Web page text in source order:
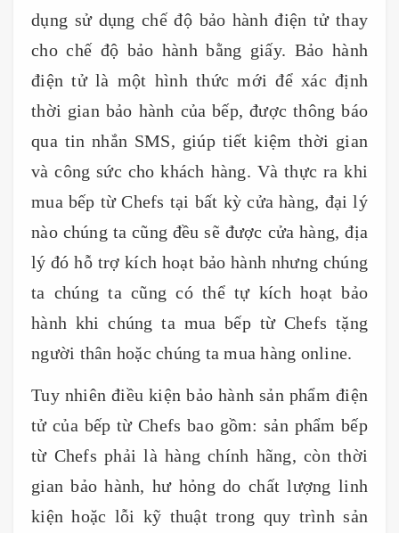
dụng sử dụng chế độ bảo hành điện tử thay
cho chế độ bảo hành bằng giấy. Bảo hành
điện tử là một hình thức mới để xác định
thời gian bảo hành của bếp, được thông báo
qua tin nhắn SMS, giúp tiết kiệm thời gian
và công sức cho khách hàng. Và thực ra khi
mua bếp từ Chefs tại bất kỳ cửa hàng, đại lý
nào chúng ta cũng đều sẽ được cửa hàng, địa
lý đó hỗ trợ kích hoạt bảo hành nhưng chúng
ta chúng ta cũng có thể tự kích hoạt bảo
hành khi chúng ta mua bếp từ Chefs tặng
người thân hoặc chúng ta mua hàng online.
Tuy nhiên điều kiện bảo hành sản phẩm điện
tử của bếp từ Chefs bao gồm: sản phẩm bếp
từ Chefs phải là hàng chính hãng, còn thời
gian bảo hành, hư hỏng do chất lượng linh
kiện hoặc lỗi kỹ thuật trong quy trình sản